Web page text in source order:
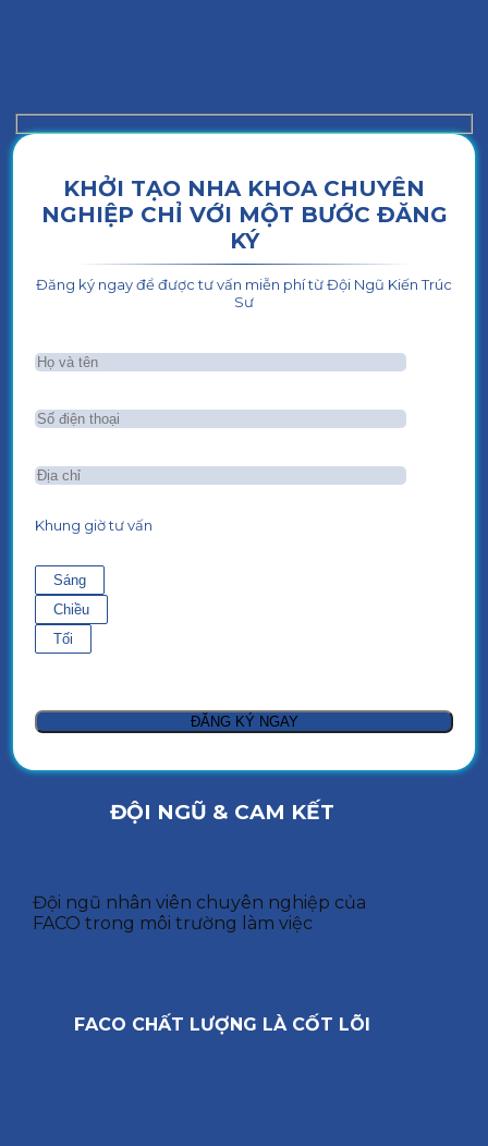
KHỞI TẠO NHA KHOA CHUYÊN
NGHIỆP CHỈ VỚI MỘT BƯỚC ĐĂNG
KÝ
Đăng ký ngay để được tư vấn miễn phí từ Đội Ngũ Kiến Trúc
Sư
Khung giờ tư vấn
Sáng
Chiều
Tối
ĐỘI NGŨ & CAM KẾT
Đội ngũ nhân viên chuyên nghiệp của
FACO trong môi trường làm việc
FACO CHẤT LƯỢNG LÀ CỐT LÕI